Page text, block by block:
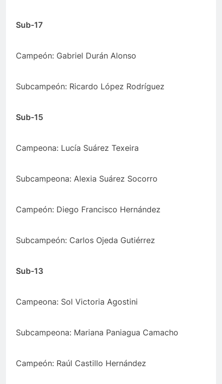
Sub-17
Campeón: Gabriel Durán Alonso
Subcampeón: Ricardo López Rodríguez
Sub-15
Campeona: Lucía Suárez Texeira
Subcampeona: Alexia Suárez Socorro
Campeón: Diego Francisco Hernández
Subcampeón: Carlos Ojeda Gutiérrez
Sub-13
Campeona: Sol Victoria Agostini
Subcampeona: Mariana Paniagua Camacho
Campeón: Raúl Castillo Hernández